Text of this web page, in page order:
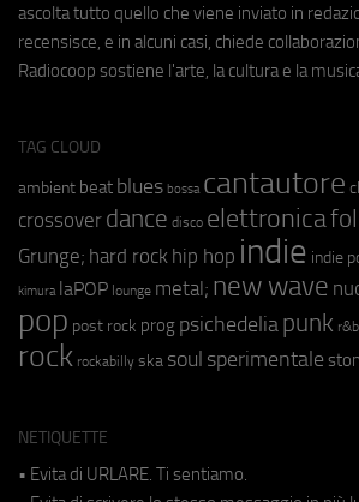
ascolta tutto quello che viene inviato in
recensisce, e in alcuni casi, chiede
Radiocoop sostiene l'arte, la cultura e la
TAG CLOUD
ambient beat blues bossa cantautore
crossover dance disco elettronica
Grunge; hard rock hip hop indie indie
kimura laPOP lounge metal; new wave
pop post rock prog psichedeliapunk r&b
rock rockabilly ska soul sperimentale
NETIQUETTE
• Evita di URLARE. Ti sentiamo.